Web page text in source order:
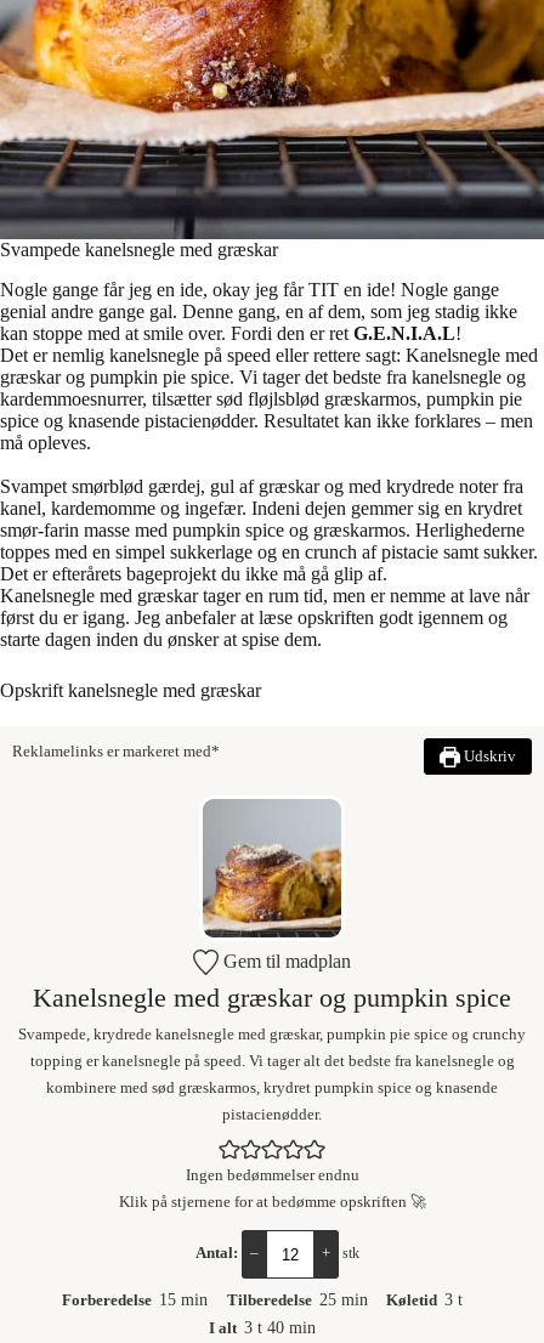
Svampede kanelsnegle med græskar
Nogle gange får jeg en ide, okay jeg får TIT en ide! Nogle gange
genial andre gange gal. Denne gang, en af dem, som jeg stadig ikke
kan stoppe med at smile over. Fordi den er ret G.E.N.I.A.L!
Det er nemlig kanelsnegle på speed eller rettere sagt: Kanelsnegle med
græskar og pumpkin pie spice. Vi tager det bedste fra kanelsnegle og
kardemmoesnurrer, tilsætter sød fløjlsblød græskarmos, pumpkin pie
spice og knasende pistacienødder. Resultatet kan ikke forklares – men
må opleves.
Svampet smørblød gærdej, gul af græskar og med krydrede noter fra
kanel, kardemomme og ingefær. Indeni dejen gemmer sig en krydret
smør-farin masse med pumpkin spice og græskarmos. Herlighederne
toppes med en simpel sukkerlage og en crunch af pistacie samt sukker.
Det er efterårets bageprojekt du ikke må gå glip af.
Kanelsnegle med græskar tager en rum tid, men er nemme at lave når
først du er igang. Jeg anbefaler at læse opskriften godt igennem og
starte dagen inden du ønsker at spise dem.
Opskrift kanelsnegle med græskar
Reklamelinks er markeret med* Udskriv
Gem til madplan
Kanelsnegle med græskar og pumpkin spice
Svampede, krydrede kanelsnegle med græskar, pumpkin pie spice og crunchy
topping er kanelsnegle på speed. Vi tager alt det bedste fra kanelsnegle og
kombinere med sød græskarmos, krydret pumpkin spice og knasende
pistacienødder.
Ingen bedømmelser endnu
Klik på stjernene for at bedømme opskriften 🚀
Antal: – + stk
Forberedelse 15 min Tilberedelse 25 min Køletid 3 t
I alt 3 t 40 min